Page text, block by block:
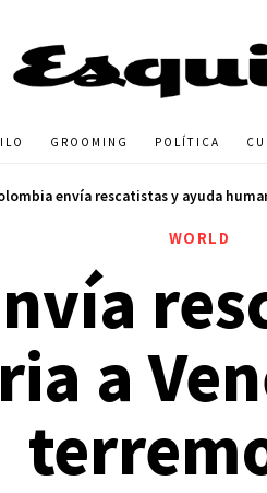
GROOMING POLÍTICA
envía rescatistas y ayuda
WORLD
a